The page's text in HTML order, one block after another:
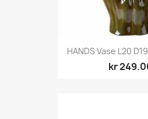
HANDS Vase L20
kr